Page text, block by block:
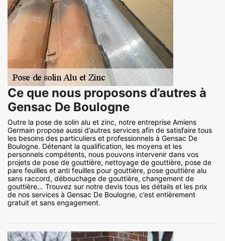
Ce que nous proposons d’autres à
Gensac De Boulogne
Outre la pose de solin alu et zinc, notre entreprise Amiens
Germain propose aussi d’autres services afin de satisfaire tous
les besoins des particuliers et professionnels à Gensac De
Boulogne. Détenant la qualification, les moyens et les
personnels compétents, nous pouvons intervenir dans vos
projets de pose de gouttière, nettoyage de gouttière, pose de
pare feuilles et anti feuilles pour gouttière, pose gouttière alu
sans raccord, débouchage de gouttière, changement de
gouttière… Trouvez sur notre devis tous les détails et les prix
de nos services à Gensac De Boulogne, c’est entièrement
gratuit et sans engagement.